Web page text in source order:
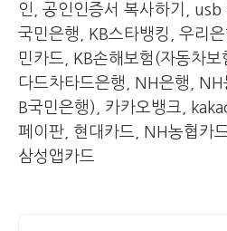
인
공인인증서 복사하기 , usb
국민은행
, KB스타뱅킹 우리은
민카드
, KB손해보험 (자동차보
다드차타드은행
, NH은행 , NH
B국민은행 ), 카카오뱅크 ,
페이판
현대카드 , NH농협카드
삼성앱카드